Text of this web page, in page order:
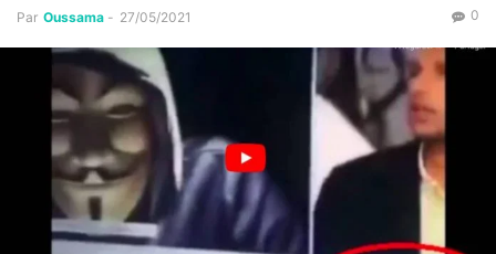
Par Oussama - 27/05/2021 0